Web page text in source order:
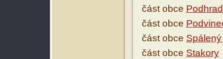
část obce
část obce
část obce
část obce Stakory